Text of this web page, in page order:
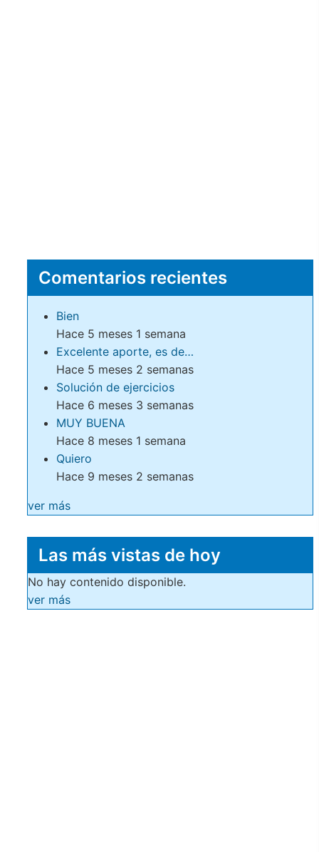
Comentarios recientes
Bien
Hace 5 meses 1 semana
Excelente aporte, es de…
Hace 5 meses 2 semanas
Solución de ejercicios
Hace 6 meses 3 semanas
MUY BUENA
Hace 8 meses 1 semana
Quiero
Hace 9 meses 2 semanas
ver más
Las más vistas de hoy
No hay contenido disponible.
ver más